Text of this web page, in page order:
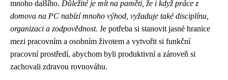
mnoho dalšího. Důležité je mít na paměti, že i když práce z
domova na PC nabízí mnoho výhod, vyžaduje také disciplínu,
organizaci a zodpovědnost. Je potřeba si stanovit jasné hranice
mezi pracovním a osobním životem a vytvořit si funkční
pracovní prostředí, abychom byli produktivní a zároveň si
zachovali zdravou rovnováhu.